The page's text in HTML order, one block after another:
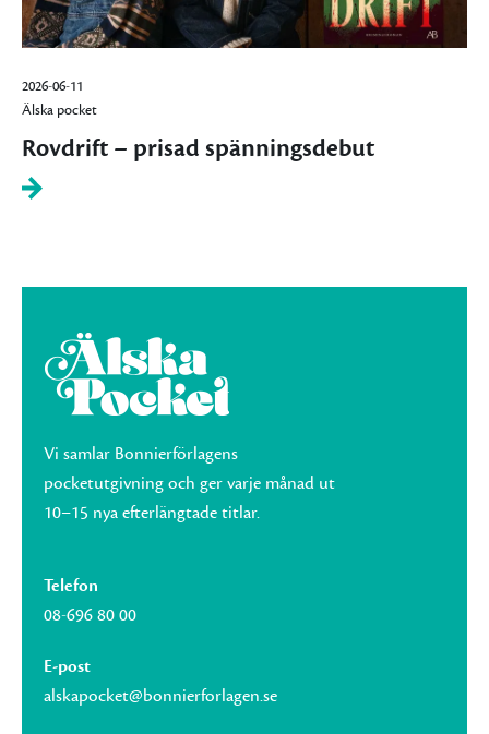
2026-06-11
Älska pocket
Rovdrift – prisad spänningsdebut
Vi samlar Bonnierförlagens
pocketutgivning och ger varje månad ut
10–15 nya efterlängtade titlar.
Telefon
08-696 80 00
E-post
alskapocket@bonnierforlagen.se